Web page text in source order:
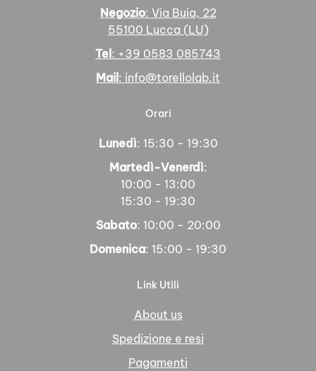
Negozio: Via Buia, 22
55100 Lucca (LU)
Tel : +39 0583 085743
Mail : info@torellolab.it
Orari
Lunedì: 15:30 - 19:30
Martedì-Venerdì:
10:00 - 13:00
15:30 - 19:30
Sabato: 10:00 - 20:00
Domenica: 15:00 - 19:30
Link Utili
About us
Spedizione e resi
Pagamenti